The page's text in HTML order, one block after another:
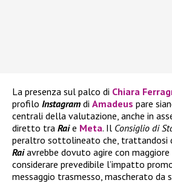
La presenza sul palco di Chiara
profilo Instagram di Amadeus pare
centrali della valutazione, anche in
diretto tra Raie Meta. Il Consiglio di
peraltro sottolineato che, trattandosi
Raiavrebbe dovuto agire con maggiore
considerare prevedibile l’impatto
messaggio trasmesso, mascherato da